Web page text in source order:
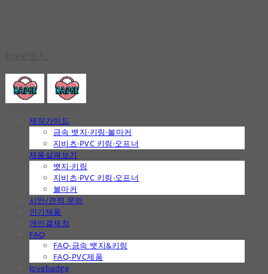
제작가이드
금속 뱃지·키링·볼마커
지비츠·PVC 키링·오프너
제품살펴보기
뱃지·키링
지비츠·PVC 키링·오프너
볼마커
시안/견적 문의
인기제품
개인결제창
FAQ
FAQ-금속 뱃지&키링
FAQ-PVC제품
lovebadge